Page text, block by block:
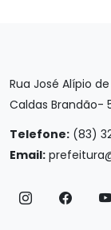
Rua José Alípio
Caldas Brandão-
Telefone: (83)
Email: